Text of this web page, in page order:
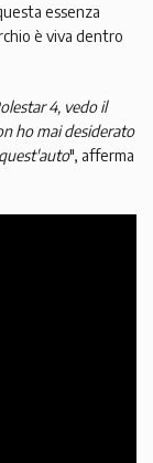
essenza
è viva dentro
4, vedo il
ho mai desiderato
", afferma